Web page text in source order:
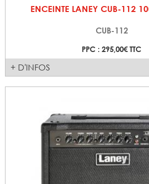
ENCEINTE LANEY CUB-112
CUB-112
PPC : 295,00€ TTC
+ D'INFOS